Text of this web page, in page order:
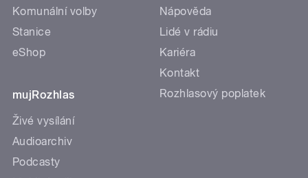
Komunální volby
Stanice
eShop
mujRozhlas
Živé vysílání
Audioarchiv
Podcasty
Nápověda
Lidé v rádiu
Kariéra
Kontakt
Rozhlasový poplatek